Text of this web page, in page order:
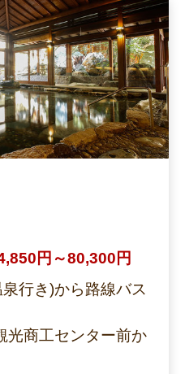
円～80,300円
行き)から路線バス
光商工センター前か